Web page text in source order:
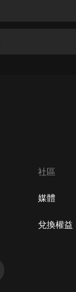
社區
媒體
兌換權益